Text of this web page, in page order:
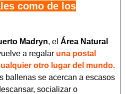
como de los
Madryn, el Área Natural
a regalar una postal
otro lugar del mundo.
ballenas se acercan a escasos
socializar o